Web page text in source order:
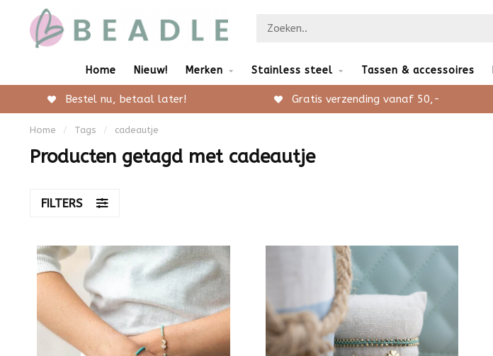
Home Nieuw! Merken Stainless steel Tassen & accessoires
Bestel nu, betaal later! Gratis verzending vanaf 50,-
Home / Tags / cadeautje
Producten getagd met cadeautje
FILTERS